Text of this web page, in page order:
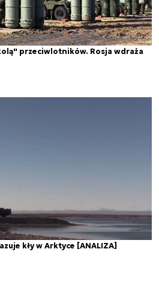
przeciwlotników. Rosja wdraża
kły w Arktyce [ANALIZA]